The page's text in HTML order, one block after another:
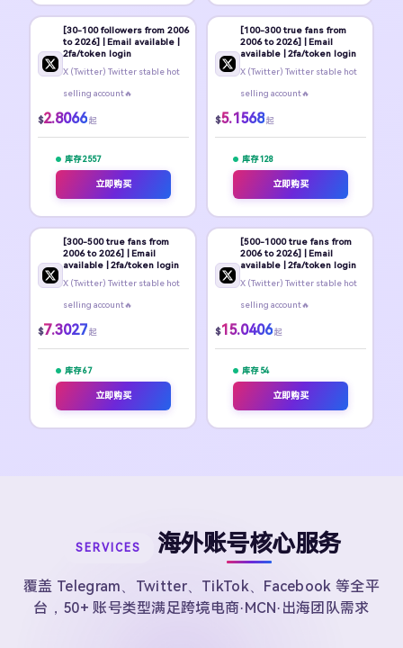
[30-100 followers from 2006
to 2026] | Email available |
2fa/token login
X (Twitter) Twitter stable hot
selling account🔥
$2.8066 起
库存 2557
立即购买
[100-300 true fans from
2006 to 2026] | Email
available | 2fa/token login
X (Twitter) Twitter stable hot
selling account🔥
$5.1568 起
库存 128
立即购买
[300-500 true fans from
2006 to 2026] | Email
available | 2fa/token login
X (Twitter) Twitter stable hot
selling account🔥
$7.3027 起
库存 67
立即购买
[500-1000 true fans from
2006 to 2026] | Email
available | 2fa/token login
X (Twitter) Twitter stable hot
selling account🔥
$15.0406 起
库存 54
立即购买
SERVICES 海外账号核心服务
覆盖 Telegram、Twitter、TikTok、Facebook 等全平
台，50+ 账号类型满足跨境电商·MCN·出海团队需求